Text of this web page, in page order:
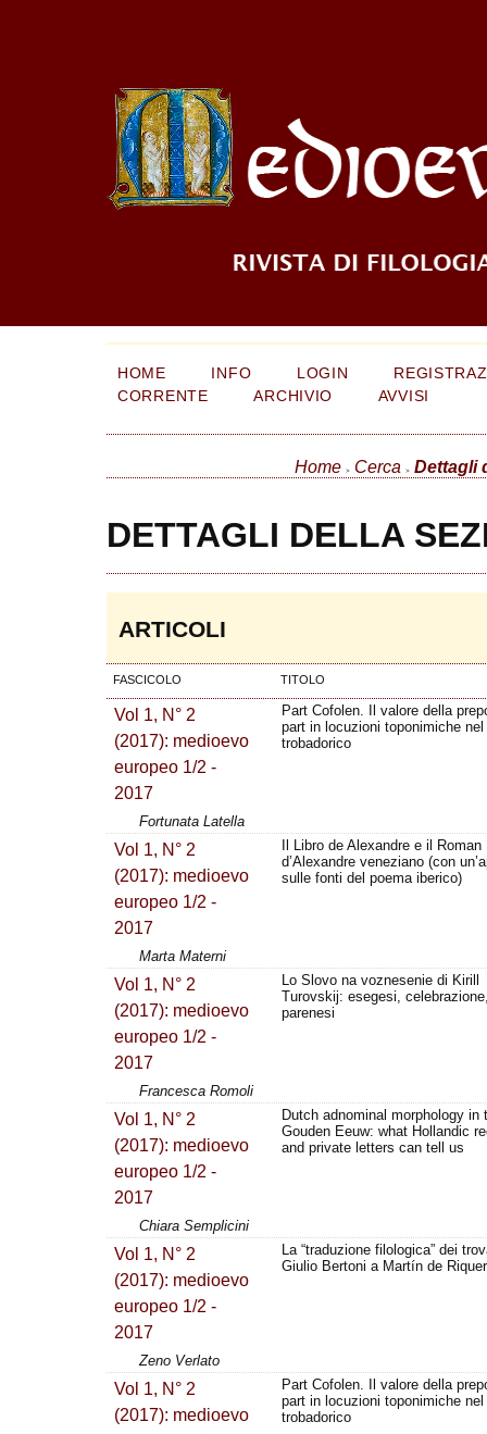
HOME INFO LOGIN
CORRENTE
ARCHIVIO AVVISI
Home > Cerca > Dettagli
DETTAGLI DELLA
ARTICOLI
FASCICOLO TITOLO
Vol 1, N° 2
(2017): medioevo
europeo 1/2 -
2017
Part Cofolen. Il valore della
part in locuzioni toponimiche
trobadorico
Fortunata Latella
Vol 1, N° 2
(2017): medioevo
europeo 1/2 -
2017
Il Libro de Alexandre e il Roman
d’Alexandre veneziano (con
sulle fonti del poema iberico)
Marta Materni
Vol 1, N° 2
(2017): medioevo
europeo 1/2 -
2017
Lo Slovo na voznesenie di Kirill
Turovskij: esegesi,
parenesi
Francesca Romoli
Vol 1, N° 2
(2017): medioevo
europeo 1/2 -
2017
Dutch adnominal morphology in
Gouden Eeuw: what Hollandic
and private letters can tell us
Chiara Semplicini
Vol 1, N° 2
(2017): medioevo
europeo 1/2 -
2017
La “traduzione filologica” dei
Giulio Bertoni a Martín de Riquer
Zeno Verlato
Vol 1, N° 2
(2017): medioevo
Part Cofolen. Il valore della
part in locuzioni toponimiche
trobadorico